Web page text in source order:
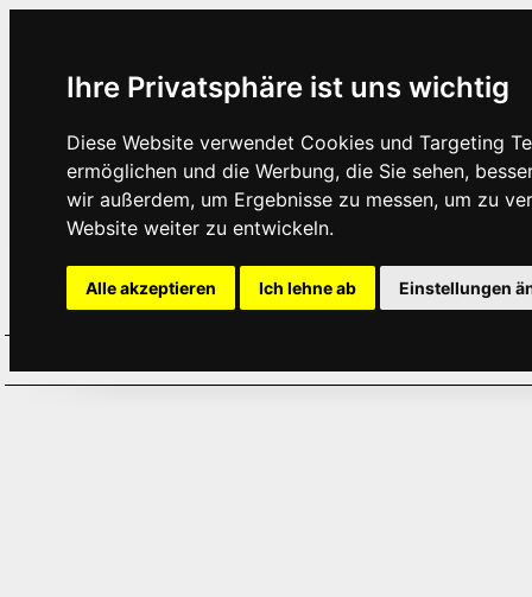
Ihre Privatsphäre ist uns wichtig
Diese Website verwendet Cookies und Targeting
ermöglichen und die Werbung, die Sie sehen,
wir außerdem, um Ergebnisse zu messen, um zu
Website weiter zu entwickeln.
Alle akzeptieren Ich lehne ab Einstellungen